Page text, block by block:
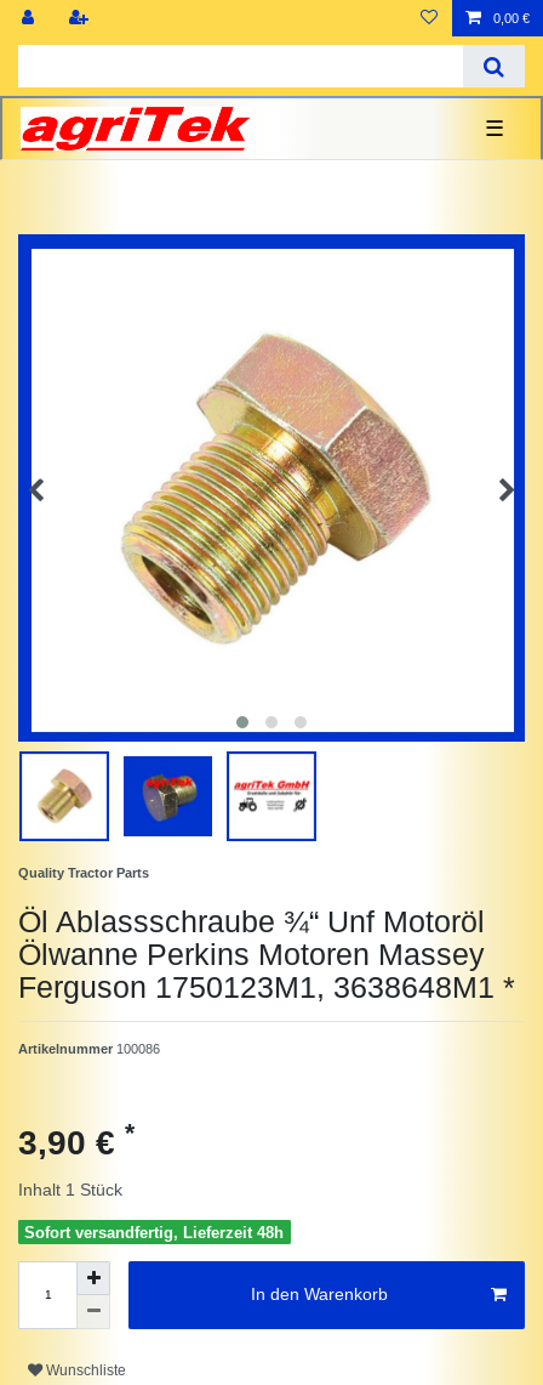
0,00 €
☰
Quality Tractor Parts
Öl Ablassschraube ¾“ Unf Motoröl
Ölwanne Perkins Motoren Massey
Ferguson 1750123M1, 3638648M1 *
Artikelnummer 100086
3,90 € *
Inhalt 1 Stück
Sofort versandfertig, Lieferzeit 48h
In den Warenkorb
Wunschliste